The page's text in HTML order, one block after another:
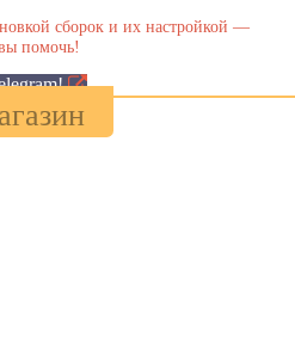
сборок и их настройкой —
помочь!